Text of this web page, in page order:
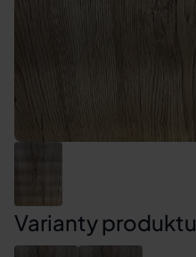
Varianty produktu